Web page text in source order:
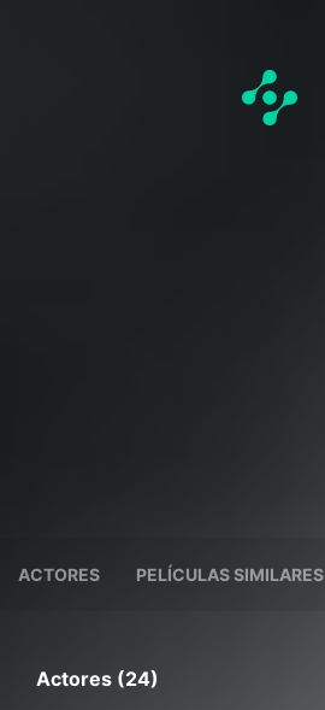
ACTORES PELÍCULAS SIMILARES
Actores (24)